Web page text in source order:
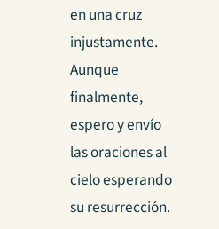
en una cruz
injustamente.
Aunque
finalmente,
espero y envío
las oraciones al
cielo esperando
su resurrección.